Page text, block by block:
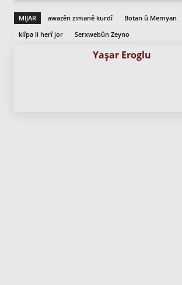
MIJAR awazên zimanê kurdî Botan û Memyan
klîpa li herî jor
Serxwebûn Zeyno
Yaşar Eroglu